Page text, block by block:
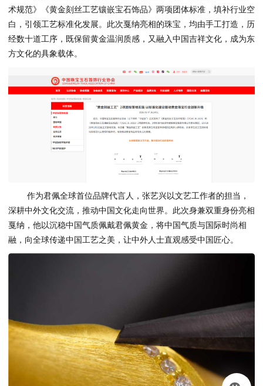
术规范》《黄金刻丝工艺镶嵌宝石饰品》两项团体标准，填补行业空
白，引领工艺标准化发展。此次戛纳亮相的珠宝，均由手工打造，历
经数十道工序，既保留黄金温润质感，又融入中国吉祥文化，成为东
方文化的具象载体。
作为君佩全球首位品牌代言人，张艺兴以文艺工作者的担当，
深耕中外文化交流，推动中国文化走向世界。此次身兼双重身份亮相
戛纳，他以沉稳中国气质佩戴君佩黄金，将中国气质与国际时尚相
融，向全球传递中国工艺之美，让中外人士直观感受中国匠心。